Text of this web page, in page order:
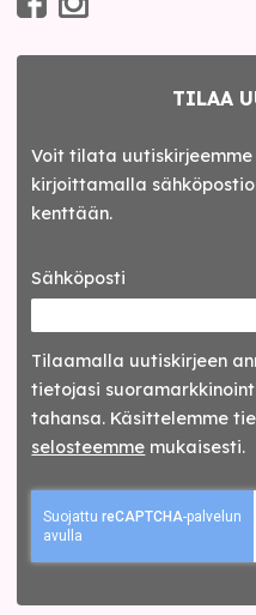
TILAA
Voit tilata
kirjoittamalla
kenttään.
Sähköposti
Tilaamalla uutis­kirjeen
tietojasi
tahansa. Käsittelemme
selosteemme mukaisesti.